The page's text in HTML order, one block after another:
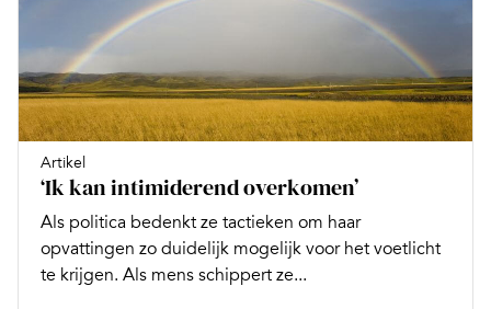
Artikel
‘Ik kan intimiderend overkomen’
Als politica bedenkt ze tactieken om haar
opvattingen zo duidelijk mogelijk voor het voetlicht
te krijgen. Als mens schippert ze...